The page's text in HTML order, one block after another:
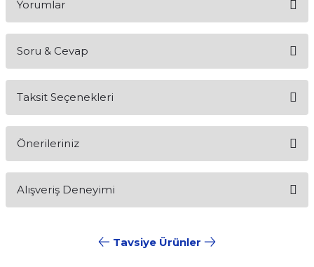
Yorumlar
Soru & Cevap
Taksit Seçenekleri
Önerileriniz
konularda yetersiz gördüğünüz noktaları öneri formunu
kullanarak tarafımıza iletebilirsiniz.
Alışveriş Deneyimi
Sitemize ilk yorumu siz yapın!
Tavsiye Ürünler